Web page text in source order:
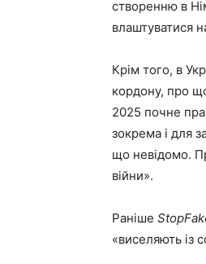
створенню в
влаштуватися
Крім того, в
кордону, про
2025 почне
зокрема і для
що невідомо.
війни».
Раніше
«виселяють із